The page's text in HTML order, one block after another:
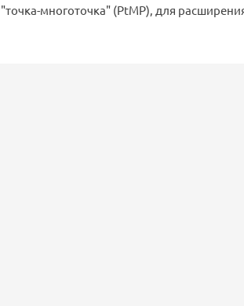
"точка-многоточка" (PtMP), для